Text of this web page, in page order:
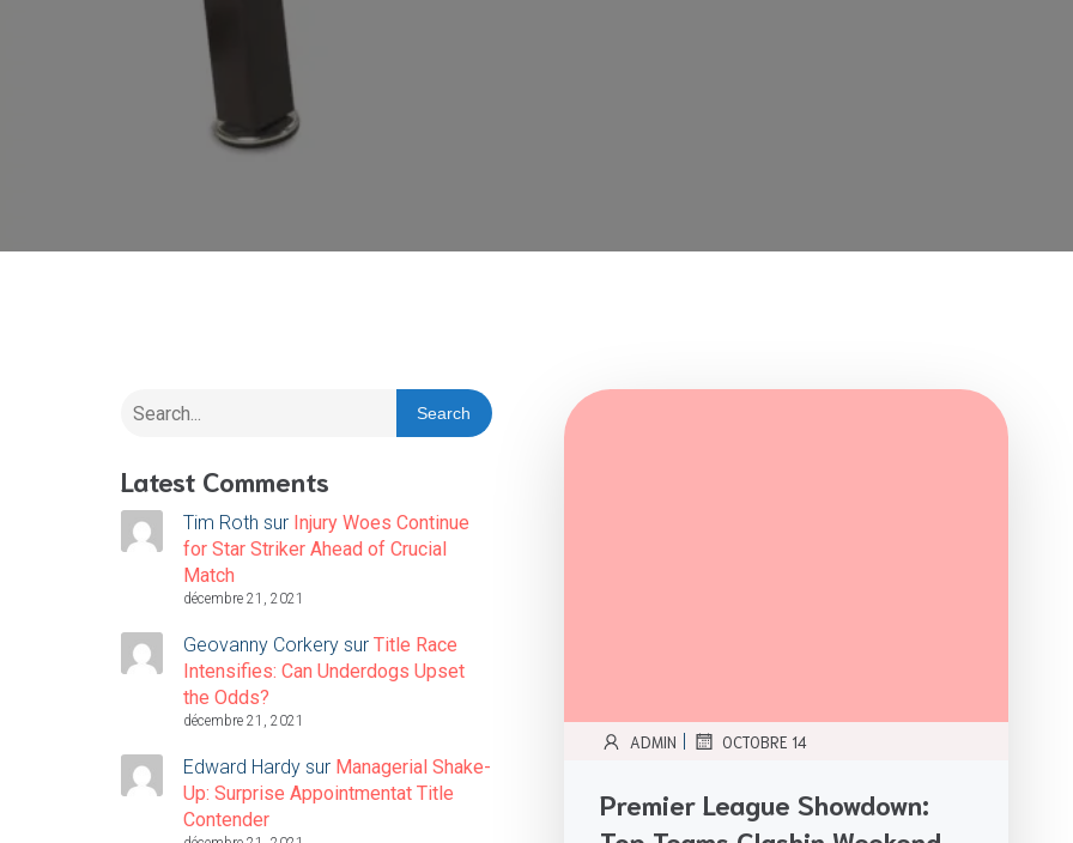
Search
Latest Comments
Tim Roth sur Injury Woes Continue
for Star Striker Ahead of Crucial
Match
décembre 21, 2021
Geovanny Corkery sur Title Race
Intensifies: Can Underdogs Upset
the Odds?
décembre 21, 2021
Edward Hardy sur Managerial Shake-
Up: Surprise Appointmentat Title
Contender
ADMIN OCTOBRE 14
Premier League Showdown: